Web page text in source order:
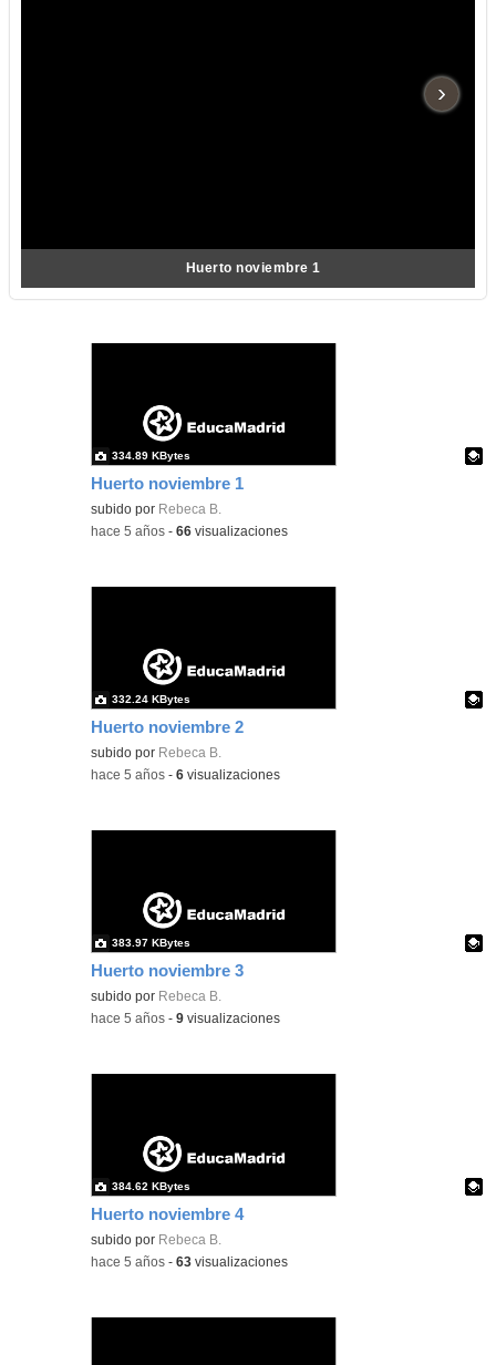
Huerto noviembre 1
›
Huerto noviembre 1
Contenido educativo.
subido por Rebeca B.
334.89 KBytes
-hace 5 años -66 visualizaciones
Huerto noviembre 2
Contenido educativo.
subido por Rebeca B.
332.24 KBytes
-hace 5 años -6 visualizaciones
Huerto noviembre 3
Contenido educativo.
subido por Rebeca B.
383.97 KBytes
-hace 5 años -9 visualizaciones
Huerto noviembre 4
Contenido educativo.
subido por Rebeca B.
384.62 KBytes
-hace 5 años -63 visualizaciones